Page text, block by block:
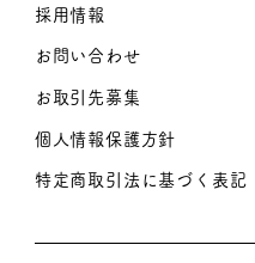
採用情報
お問い合わせ
お取引先募集
個人情報保護方針
特定商取引法に基づく表記